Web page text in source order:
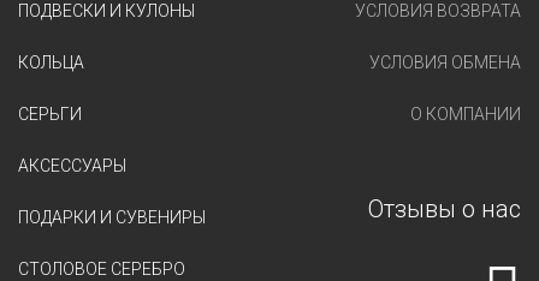
ПОДВЕСКИ И КУЛОНЫ
КОЛЬЦА
СЕРЬГИ
АКСЕССУАРЫ
ПОДАРКИ И СУВЕНИРЫ
СТОЛОВОЕ СЕРЕБРО
УСЛОВИЯ ВОЗВРАТА
УСЛОВИЯ ОБМЕНА
О КОМПАНИИ
Отзывы о нас